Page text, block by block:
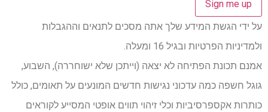
על ידי הגשת המידע שלך אתה מסכים לתנאים וההגבלות
ולמדיניות הפרטיות ובגיל 16 ומעלה.
אמנם תכונת הפתיחה לא יצאה (וייתכן שלא ישוחררה), השבוע,
גוגל חשפה כמה עדכוני נגישות חדשים המונעים על תאומים, כולל
כותרות אקספרסיביות וכלי זיהוי תווים אופטי המסייע לקוראים